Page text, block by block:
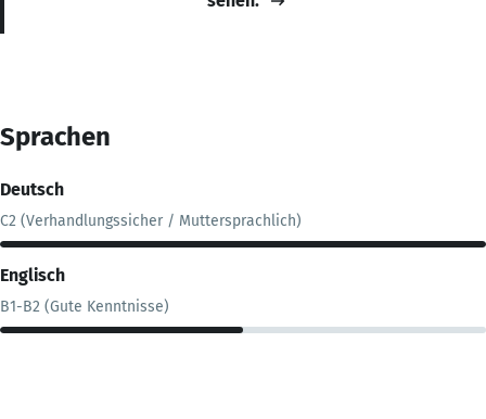
Sprachen
Deutsch
C2 (Verhandlungssicher / Muttersprachlich)
Englisch
B1-B2 (Gute Kenntnisse)